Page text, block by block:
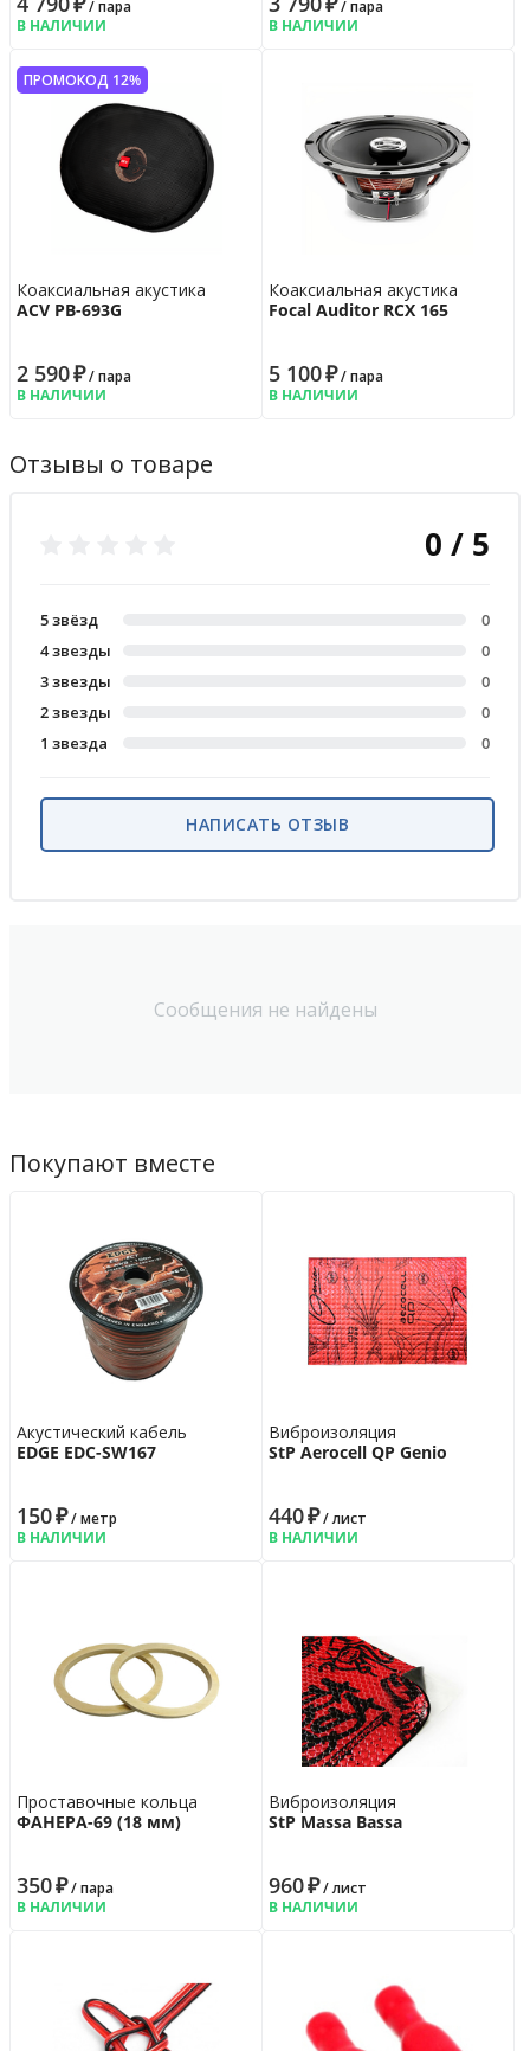
/ пара
В НАЛИЧИИ
/ пара
В НАЛИЧИИ
ПРОМОКОД 12%
Коаксиальная акустика
ACV PB-693G
2 590₽/ пара
В НАЛИЧИИ
Коаксиальная акустика
Focal Auditor RCX 165
5 100₽/ пара
В НАЛИЧИИ
Отзывы о товаре
Сообщения не найдены
0 / 5
5 звёзд
0
4 звезды
0
3 звезды
0
2 звезды
0
1 звезда
0
НАПИСАТЬ ОТЗЫВ
Покупают вместе
Акустический кабель
EDGE EDC-SW167
150₽/ метр
В НАЛИЧИИ
Виброизоляция
StP Aerocell QP Genio
440₽/ лист
В НАЛИЧИИ
Проставочные кольца
ФАНЕРА-69 (18 мм)
350₽/ пара
В НАЛИЧИИ
Виброизоляция
StP Massa Bassa
960₽/ лист
В НАЛИЧИИ